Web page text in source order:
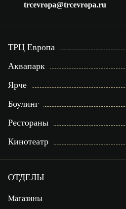
trcevropa@trcevropa.ru
ТРЦ Европа
Аквапарк
Ярче
Боулинг
Рестораны
Кинотеатр
ОТДЕЛЫ
Магазины